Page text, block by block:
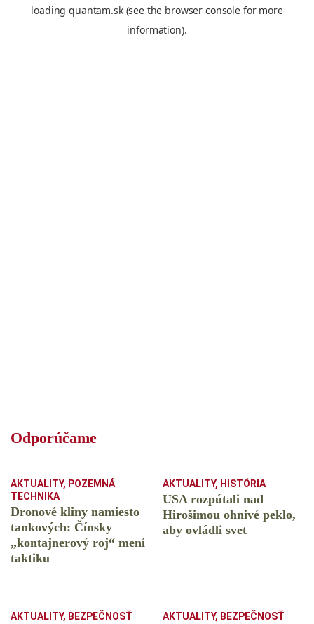
Odporúčame
AKTUALITY, POZEMNÁ
TECHNIKA
Dronové kliny namiesto
tankových: Čínsky
️„kontajnerový roj“ mení
taktiku
AKTUALITY, HISTÓRIA
USA rozpútali nad
Hirošimou ohnivé peklo,
aby ovládli svet
AKTUALITY, BEZPEČNOSŤ AKTUALITY, BEZPEČNOSŤ